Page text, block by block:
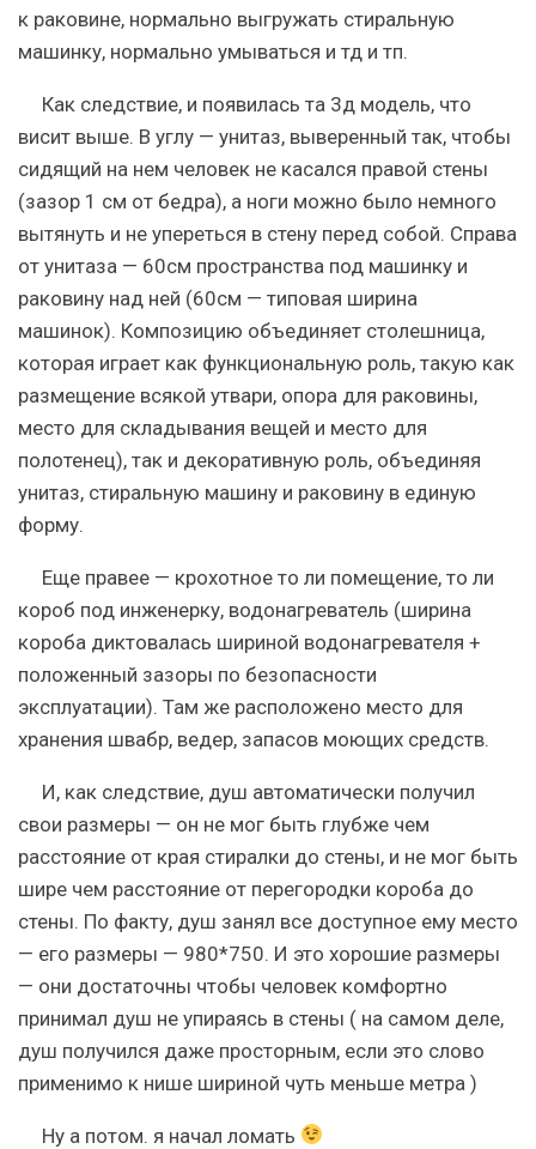
к раковине, нормально выгружать стиральную
машинку, нормально умываться и тд и тп.
Как следствие, и появилась та 3д модель, что
висит выше. В углу — унитаз, выверенный так, чтобы
сидящий на нем человек не касался правой стены
(зазор 1 см от бедра), а ноги можно было немного
вытянуть и не упереться в стену перед собой. Справа
от унитаза — 60см пространства под машинку и
раковину над ней (60см — типовая ширина
машинок). Композицию объединяет столешница,
которая играет как функциональную роль, такую как
размещение всякой утвари, опора для раковины,
место для складывания вещей и место для
полотенец), так и декоративную роль, объединяя
унитаз, стиральную машину и раковину в единую
форму.
Еще правее — крохотное то ли помещение, то ли
короб под инженерку, водонагреватель (ширина
короба диктовалась шириной водонагревателя +
положенный зазоры по безопасности
эксплуатации). Там же расположено место для
хранения швабр, ведер, запасов моющих средств.
И, как следствие, душ автоматически получил
свои размеры — он не мог быть глубже чем
расстояние от края стиралки до стены, и не мог быть
шире чем расстояние от перегородки короба до
стены. По факту, душ занял все доступное ему место
— его размеры — 980*750. И это хорошие размеры
— они достаточны чтобы человек комфортно
принимал душ не упираясь в стены ( на самом деле,
душ получился даже просторным, если это слово
применимо к нише шириной чуть меньше метра )
Ну а потом. я начал ломать